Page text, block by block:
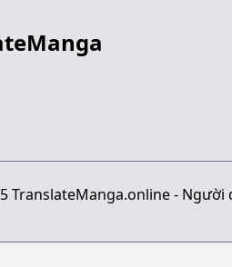
TranslateManga.online -